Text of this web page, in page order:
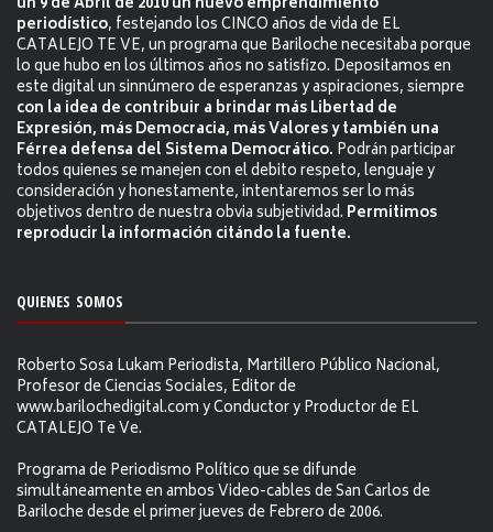
periodístico, festejando los CINCO años de vida de EL
CATALEJO TE VE, un programa que Bariloche necesitaba porque
lo que hubo en los últimos años no satisfizo. Depositamos en
este digital un sinnúmero de esperanzas y aspiraciones, siempre
con la idea de contribuir a brindar más Libertad de
Expresión, más Democracia, más Valores y también una
Férrea defensa del Sistema Democrático. Podrán participar
todos quienes se manejen con el debito respeto, lenguaje y
consideración y honestamente, intentaremos ser lo más
objetivos dentro de nuestra obvia subjetividad. Permitimos
reproducir la información citándo la fuente.
QUIENES SOMOS
Roberto Sosa Lukam Periodista, Martillero Público Nacional,
Profesor de Ciencias Sociales, Editor de
www.barilochedigital.com y Conductor y Productor de EL
CATALEJO Te Ve.
Programa de Periodismo Político que se difunde
simultáneamente en ambos Video-cables de San Carlos de
Bariloche desde el primer jueves de Febrero de 2006.